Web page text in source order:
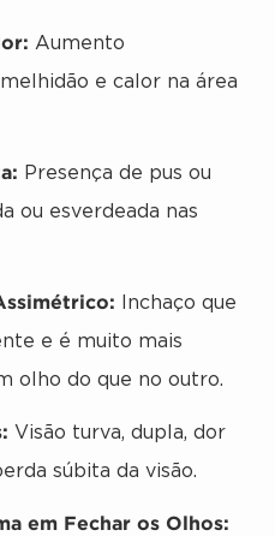
Aumento
e calor na área
Presença de pus ou
ou esverdeada nas
Inchaço que
e é muito mais
olho do que no outro.
Visão turva, dupla, dor
súbita da visão.
em Fechar os Olhos: